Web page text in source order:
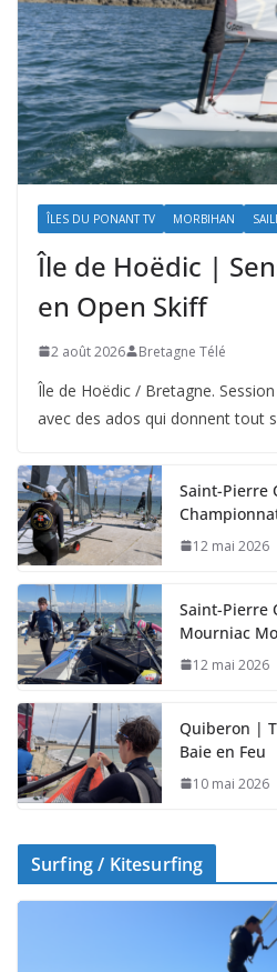
ÎLES DU PONANT TV MORBIHAN
Île de Hoëdic |
en Open Skiff
2 août 2026 Bretagne Télé
Île de Hoëdic / Bretagne.
avec des ados qui donnent tout
Saint-Pierre
12 mai 2026
Saint-Pierre
Mourniac
12 mai 2026
Quiberon |
Baie en Feu
10 mai 2026
Surfing / Kitesurfing